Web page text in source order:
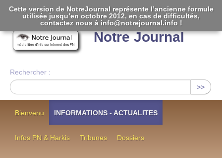
Notre Journal
Rechercher :
>>
Bienvenu INFORMATIONS - ACTUALITES
Infos PN & Harkis Tribunes Dossiers
Cette version de NotreJournal représente l’ancienne formule
utilisée jusqu’en octobre 2012, en cas de difficultés,
contactez nous à info@notrejournal.info !